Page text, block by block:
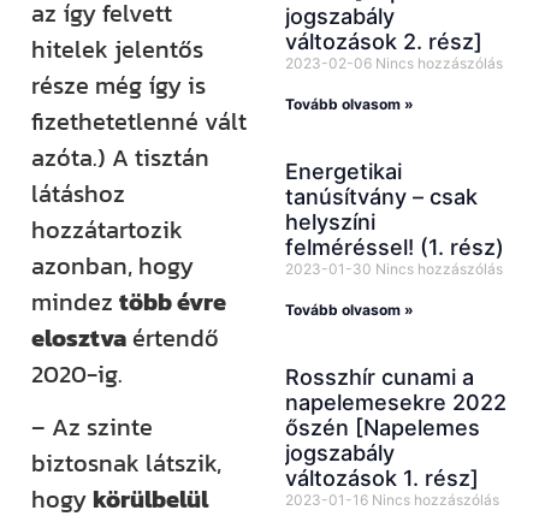
az így felvett
hitelek jelentős
része még így is
fizethetetlenné vált
azóta.) A tisztán
látáshoz
hozzátartozik
azonban, hogy
mindeztöbb évre
elosztva értendő
2020-ig.
– Az szinte
biztosnak látszik,
hogy körülbelül
jogszabály
változások 2. rész]
2023-02-06 Nincs hozzászólás
Tovább olvasom »
Energetikai
tanúsítvány – csak
helyszíni
felméréssel! (1. rész)
2023-01-30 Nincs hozzászólás
Tovább olvasom »
Rosszhír cunami a
napelemesekre 2022
őszén [Napelemes
jogszabály
változások 1. rész]
2023-01-16 Nincs hozzászólás